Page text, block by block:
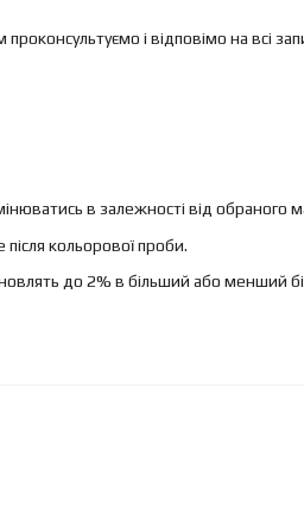
і відповімо на всі
в залежності від обраного
кольорової проби.
до 2% в більший або менший